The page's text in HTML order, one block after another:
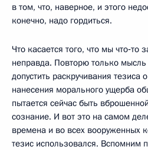
в том, что, наверное, и этого
конечно, надо гордиться.
Что касается того, что мы что‑то
неправда. Повторю только
допустить раскручивания тезиса
нанесения морального ущерба
пытается сейчас быть
сознание. И вот это на самом
времена и во всех вооруженных
тезис использовался. Вспомним